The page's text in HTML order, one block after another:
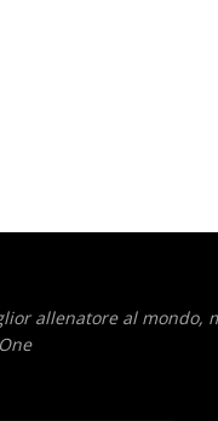
allenatore al mondo,